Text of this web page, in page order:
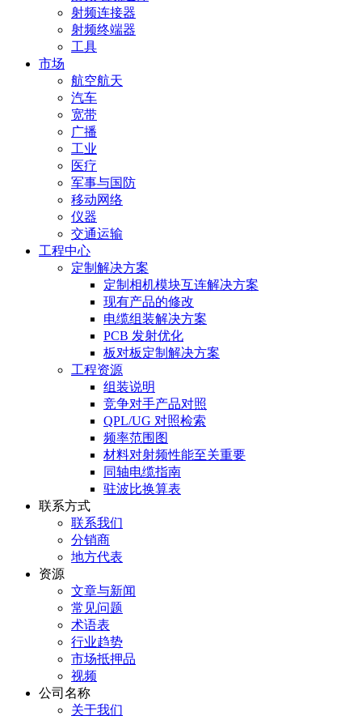
射频连接器
射频终端器
工具
市场
航空航天
汽车
宽带
广播
工业
医疗
军事与国防
移动网络
仪器
交通运输
工程中心
定制解决方案
定制相机模块互连解决方案
现有产品的修改
电缆组装解决方案
PCB 发射优化
板对板定制解决方案
工程资源
组装说明
竞争对手产品对照
QPL/UG 对照检索
频率范围图
材料对射频性能至关重要
同轴电缆指南
驻波比换算表
联系方式
联系我们
分销商
地方代表
资源
文章与新闻
常见问题
术语表
行业趋势
市场抵押品
视频
公司名称
关于我们